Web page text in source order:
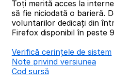
Toți merită acces la
să fie niciodată o barieră.
voluntarilor dedicați din
Firefox disponibil în peste
Verifică cerințele de sistem
Note privind versiunea
Cod sursă